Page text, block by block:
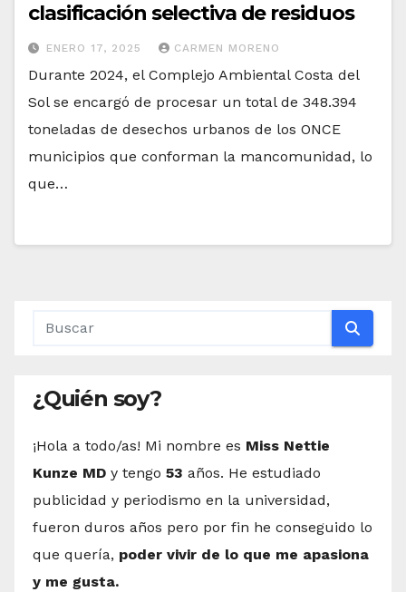
clasificación selectiva de residuos
ENERO 17, 2025 CARMEN MORENO
Durante 2024, el Complejo Ambiental Costa del
Sol se encargó de procesar un total de 348.394
toneladas de desechos urbanos de los ONCE
municipios que conforman la mancomunidad, lo
que…
¿Quién soy?
¡Hola a todo/as! Mi nombre es Miss Nettie
Kunze MD y tengo 53 años. He estudiado
publicidad y periodismo en la universidad,
fueron duros años pero por fin he conseguido lo
que quería, poder vivir de lo que me apasiona
y me gusta.